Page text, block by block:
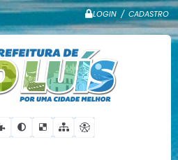
LOGIN / CADASTRO